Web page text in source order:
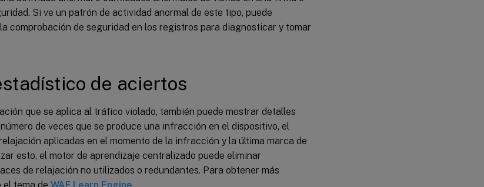
Si ve un patrón de actividad anormal de este tipo, puede
comprobación de seguridad en los registros para diagnosticar y tomar
de aciertos
que se aplica al tráfico violado, también puede mostrar detalles
de veces que se produce una infracción en el dispositivo, el
aplicadas en el momento de la infracción y la última marca de
esto, el motor de aprendizaje centralizado puede eliminar
de relajación no utilizados o redundantes. Para obtener más
el tema de WAF Learn Engine .